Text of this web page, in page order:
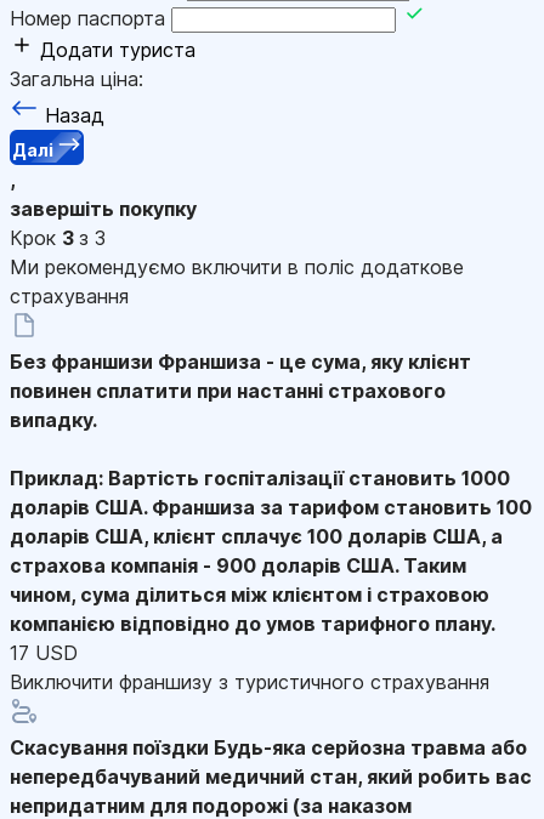
Номер паспорта
Додати туриста
Загальна ціна:
Назад
Далі
,
завершіть покупку
Крок 3 з 3
Ми рекомендуємо включити в поліс додаткове
страхування
Без франшизи Франшиза - це сума, яку клієнт
повинен сплатити при настанні страхового
випадку.
Приклад: Вартість госпіталізації становить 1000
доларів США. Франшиза за тарифом становить 100
доларів США, клієнт сплачує 100 доларів США, а
страхова компанія - 900 доларів США. Таким
чином, сума ділиться між клієнтом і страховою
компанією відповідно до умов тарифного плану.
17 USD
Виключити франшизу з туристичного страхування
Скасування поїздки Будь-яка серйозна травма або
непередбачуваний медичний стан, який робить вас
непридатним для подорожі (за наказом